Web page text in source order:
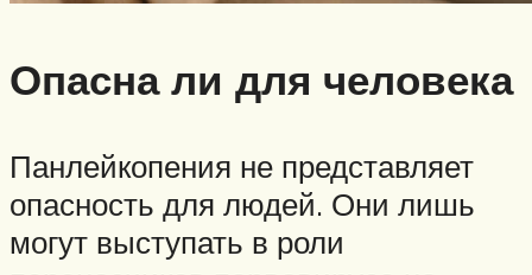
Опасна ли для человека
Панлейкопения не представляет
опасность для людей. Они лишь
могут выступать в роли